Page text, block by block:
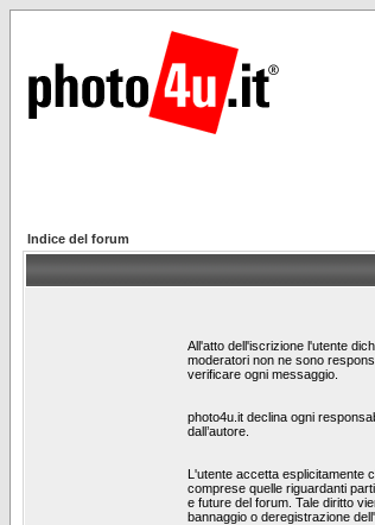
Indice del forum
All'atto dell'iscrizione l'utente
moderatori non ne sono
verificare ogni messaggio.
photo4u.it declina ogni
dall’autore.
L'utente accetta esplicitamente
comprese quelle riguardanti
e future del forum. Tale diritto
bannaggio o deregistrazione